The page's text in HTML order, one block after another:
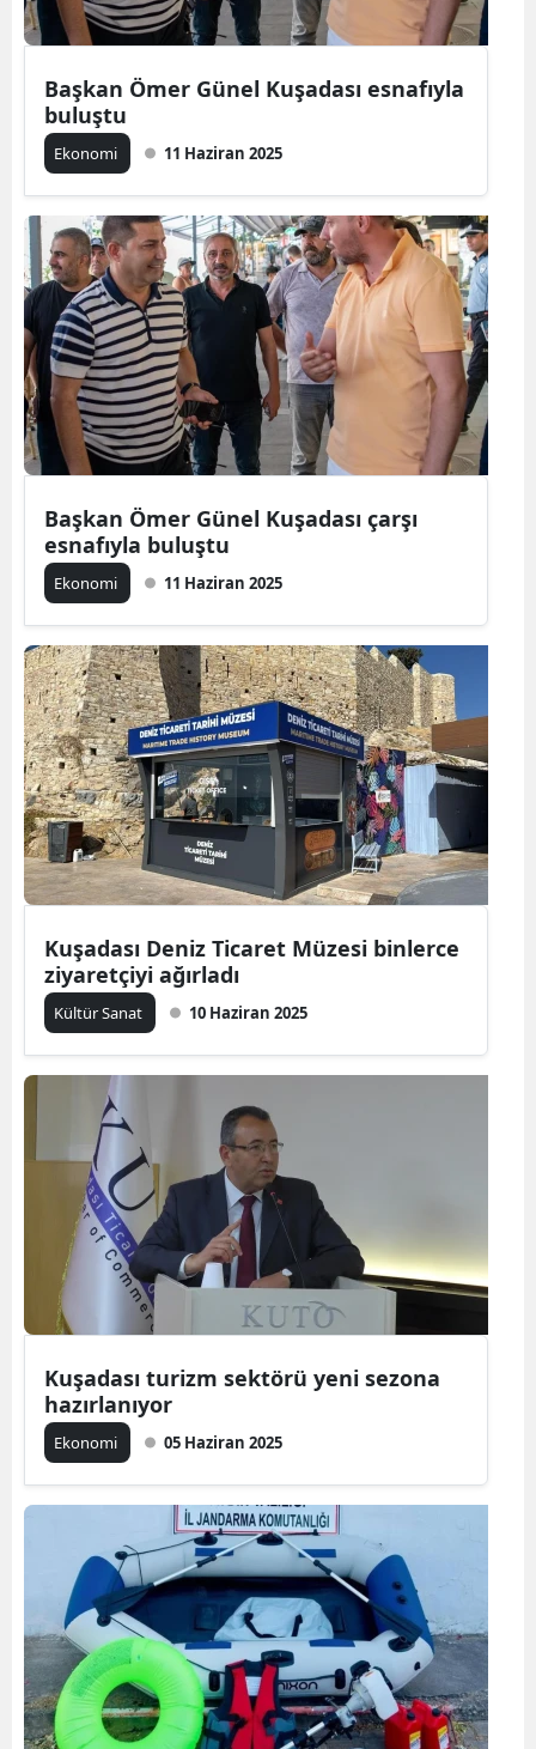
Başkan Ömer Günel Kuşadası esnafıyla
buluştu
Ekonomi 11 Haziran 2025
Başkan Ömer Günel Kuşadası çarşı
esnafıyla buluştu
Ekonomi 11 Haziran 2025
Kuşadası Deniz Ticaret Müzesi binlerce
ziyaretçiyi ağırladı
Kültür Sanat 10 Haziran 2025
Kuşadası turizm sektörü yeni sezona
hazırlanıyor
Ekonomi 05 Haziran 2025